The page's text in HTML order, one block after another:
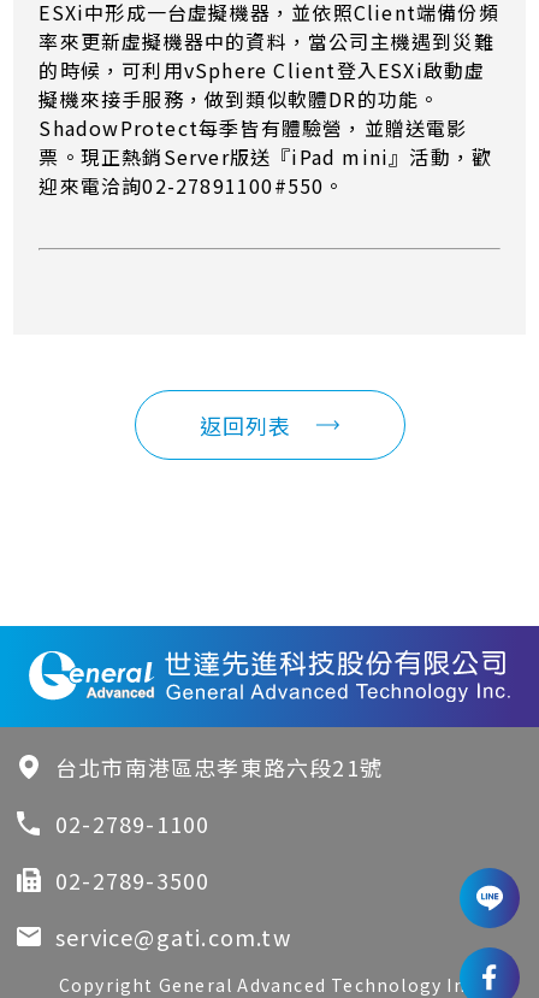
ESXi中形成一台虛擬機器，並依照Client端備份頻
率來更新虛擬機器中的資料，當公司主機遇到災難
的時候，可利用vSphere Client登入ESXi啟動虛
擬機來接手服務，做到類似軟體DR的功能。
ShadowProtect每季皆有體驗營，並贈送電影
票。現正熱銷Server版送『iPad mini』活動，歡
迎來電洽詢02-27891100#550。
返回列表
台北市南港區忠孝東路六段21號
02-2789-1100
02-2789-3500
service@gati.com.tw
Copyright General Advanced Technology Inc.